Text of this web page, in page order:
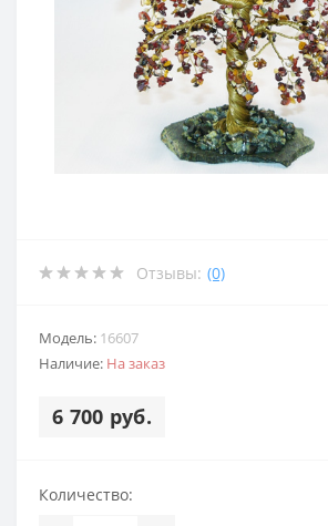
Отзывы: (0)
Модель: 16607
Наличие: На заказ
6 700 руб.
Количество: